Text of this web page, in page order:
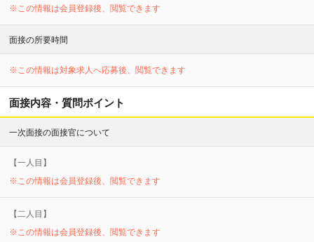
※この情報は会員登録後、閲覧できます
面接の所要時間
※この情報は対象求人へ応募後、閲覧できます
面接内容・質問ポイント
一次面接の面接官について
【一人目】
※この情報は会員登録後、閲覧できます
【二人目】
※この情報は会員登録後、閲覧できます